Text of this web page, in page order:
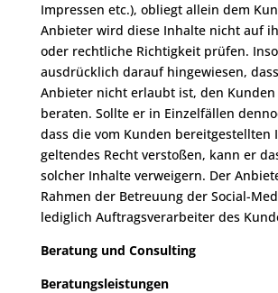
Impressen etc.), obliegt allein dem
Anbieter wird diese Inhalte nicht auf
oder rechtliche Richtigkeit prüfen.
ausdrücklich darauf hingewiesen,
Anbieter nicht erlaubt ist, den
beraten. Sollte er in Einzelfällen
dass die vom Kunden bereitgestellten
geltendes Recht verstoßen, kann er
solcher Inhalte verweigern. Der
Rahmen der Betreuung der Social-
lediglich Auftragsverarbeiter des
Beratung und Consulting
Beratungsleistungen